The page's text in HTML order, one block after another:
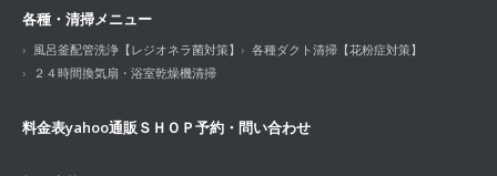
各種・清掃メニュー
風呂釜配管洗浄【レジオネラ菌対策】
各種ダクト清掃【花粉症対策】
２４時間換気扇・浴室乾燥機清掃
料金表yahoo通販ＳＨＯＰ予約・問い合わせ